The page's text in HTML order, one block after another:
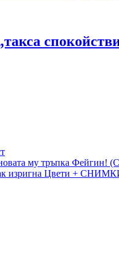
новата му тръпка
изригна Цвети +